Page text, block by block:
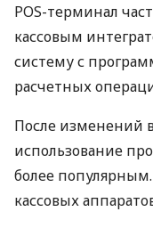
POS-терминал
кассовым
систему с
расчетных
После изменений
использование
более
кассовых